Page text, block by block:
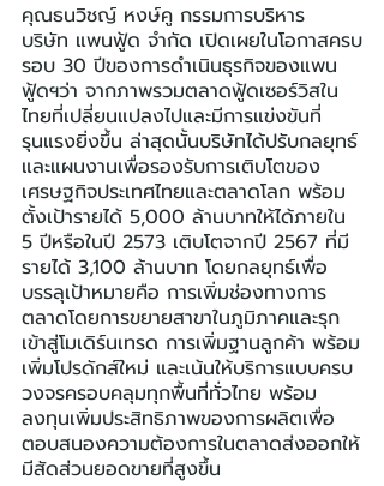
คุณธนวิชญ์ หงษ์คู กรรมการบริหาร
บริษัท แพนฟู้ด จำกัด เปิดเผยในโอกาสครบ
รอบ 30 ปีของการดำเนินธุรกิจของแพน
ฟู้ดฯว่า จากภาพรวมตลาดฟู้ดเซอร์วิสใน
ไทยที่เปลี่ยนแปลงไปและมีการแข่งขันที่
รุนแรงยิ่งขึ้น ล่าสุดนั้นบริษัทได้ปรับกลยุทธ์
และแผนงานเพื่อรองรับการเติบโตของ
เศรษฐกิจประเทศไทยและตลาดโลก พร้อม
ตั้งเป้ารายได้ 5,000 ล้านบาทให้ได้ภายใน
5 ปีหรือในปี 2573 เติบโตจากปี 2567 ที่มี
รายได้ 3,100 ล้านบาท โดยกลยุทธ์เพื่อ
บรรลุเป้าหมายคือ การเพิ่มช่องทางการ
ตลาดโดยการขยายสาขาในภูมิภาคและรุก
เข้าสู่โมเดิร์นเทรด การเพิ่มฐานลูกค้า พร้อม
เพิ่มโปรดักส์ใหม่ และเน้นให้บริการแบบครบ
วงจรครอบคลุมทุกพื้นที่ทั่วไทย พร้อม
ลงทุนเพิ่มประสิทธิภาพของการผลิตเพื่อ
ตอบสนองความต้องการในตลาดส่งออกให้
มีสัดส่วนยอดขายที่สูงขึ้น